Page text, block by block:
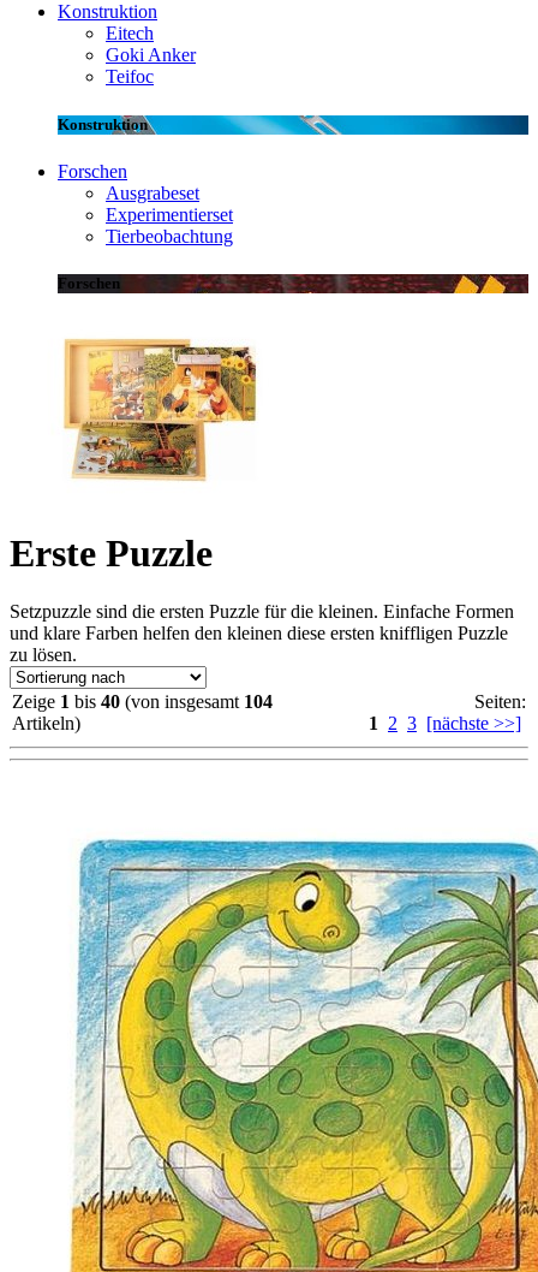
Konstruktion
Eitech
Goki Anker
Teifoc
Konstruktion
Forschen
Ausgrabeset
Experimentierset
Tierbeobachtung
Forschen
Erste Puzzle
Setzpuzzle sind die ersten Puzzle für die kleinen. Einfache Formen
und klare Farben helfen den kleinen diese ersten kniffligen Puzzle
zu lösen.
Zeige 1 bis 40 (von insgesamt 104
Artikeln)
Seiten:
1
2 3 [nächste >>]